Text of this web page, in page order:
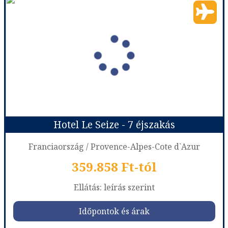
Franciaország
Város:Nice
Utazás módja: Repülővel
Ellátás:leírás szerint
Szálláskategória:Hotel ****
DOUBLE CLASSIC - CLASSIC ROOM
Időpont: 2027-01-29 | 3 éj
már 355.638 Ft-tól
Időpontok és árak
Hotel Le Seize - 7 éjszakás
Franciaország / Provence-Alpes-Cote d`Azur
359.858 Ft-tól
Ellátás: leírás szerint
Időpontok és árak